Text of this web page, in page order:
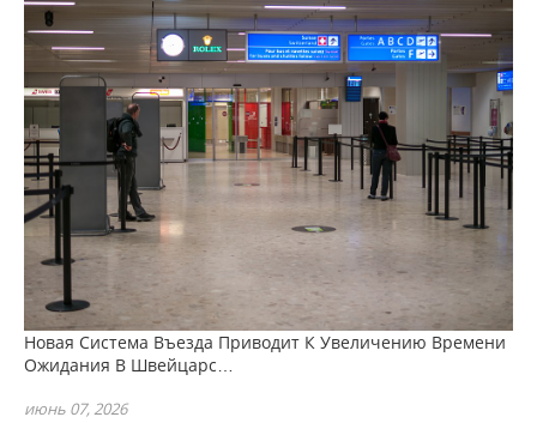
Новая Система Въезда Приводит К Увеличению Времени
Ожидания В Швейцарс…
июнь 07, 2026